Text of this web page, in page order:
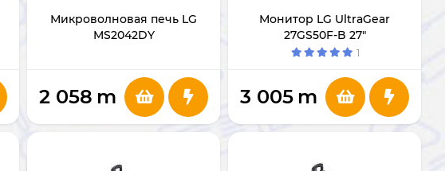
Микроволновая печь LG
MS2042DY
2 058 m
Монитор LG UltraGear
27GS50F-B 27"
1
3 005 m